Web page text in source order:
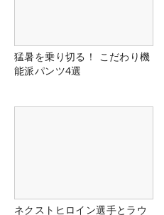
猛暑を乗り切る！ こだわり機
能派パンツ4選
ネクストヒロイン選手とラウ